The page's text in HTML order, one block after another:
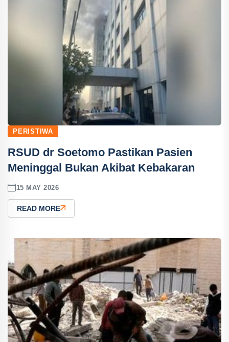
PERISTIWA
RSUD dr Soetomo Pastikan Pasien
Meninggal Bukan Akibat Kebakaran
15 MAY 2026
READ MORE